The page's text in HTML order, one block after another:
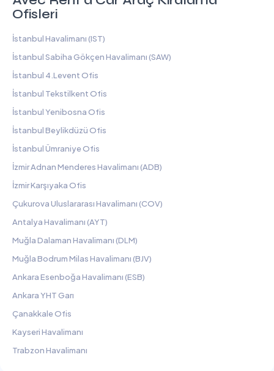
Ofisleri
İstanbul Havalimanı (IST)
İstanbul Sabiha Gökçen Havalimanı (SAW)
İstanbul 4.Levent Ofis
İstanbul Tekstilkent Ofis
İstanbul Yenibosna Ofis
İstanbul Beylikdüzü Ofis
İstanbul Ümraniye Ofis
İzmir Adnan Menderes Havalimanı (ADB)
İzmir Karşıyaka Ofis
Çukurova Uluslararası Havalimanı (COV)
Antalya Havalimanı (AYT)
Muğla Dalaman Havalimanı (DLM)
Muğla Bodrum Milas Havalimanı (BJV)
Ankara Esenboğa Havalimanı (ESB)
Ankara YHT Garı
Çanakkale Ofis
Kayseri Havalimanı
Trabzon Havalimanı